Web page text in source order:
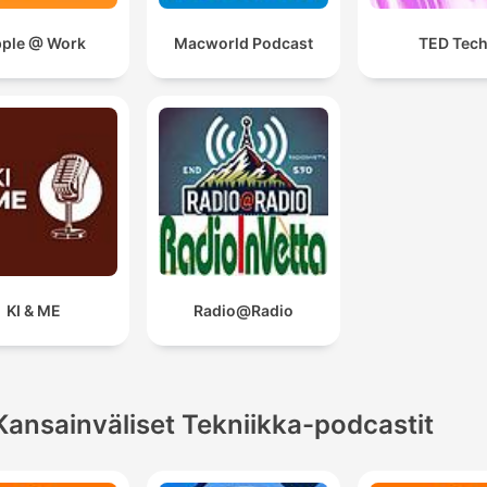
@ Work Macworld Podcast TED
KI & ME Radio@Radio
Tekniikka-podcastit